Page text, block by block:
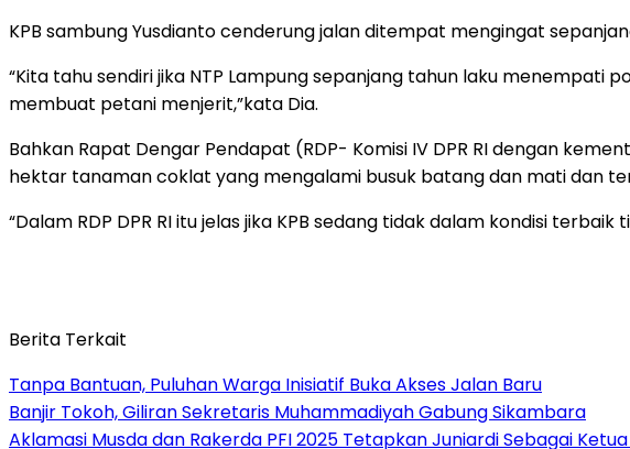
KPB sambung Yusdianto cenderung jalan ditempat mengingat
“Kita tahu sendiri jika NTP Lampung sepanjang tahun laku menempati
membuat petani menjerit,”kata Dia.
Bahkan Rapat Dengar Pendapat (RDP- Komisi IV DPR RI dengan
hektar tanaman coklat yang mengalami busuk batang dan mati dan
“Dalam RDP DPR RI itu jelas jika KPB sedang tidak dalam kondisi
Berita Terkait
Tanpa Bantuan, Puluhan Warga Inisiatif Buka Akses Jalan Baru
Banjir Tokoh, Giliran Sekretaris Muhammadiyah Gabung Sikambara
Aklamasi Musda dan Rakerda PFI 2025 Tetapkan Juniardi Sebagai